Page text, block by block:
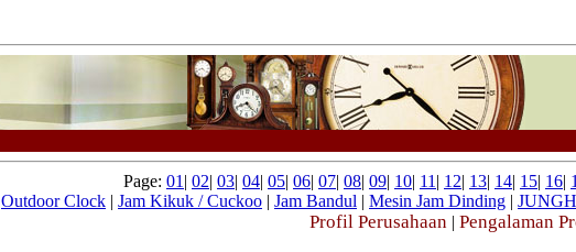
Page: 01 | 02| 03| 04| 05| 06| 07| 08| 09| 10| 11 | 12| 13| 14| 15| 16|
Outdoor Clock | Jam Kikuk / Cuckoo | Jam Bandul | Mesin Jam Dinding |
Profil Perusahaan | Pengalaman